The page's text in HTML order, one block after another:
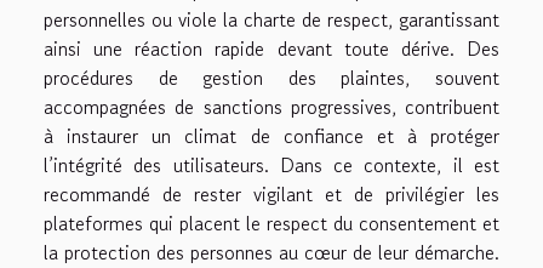
personnelles ou viole la charte de respect, garantissant
ainsi une réaction rapide devant toute dérive. Des
procédures de gestion des plaintes, souvent
accompagnées de sanctions progressives, contribuent
à instaurer un climat de confiance et à protéger
l’intégrité des utilisateurs. Dans ce contexte, il est
recommandé de rester vigilant et de privilégier les
plateformes qui placent le respect du consentement et
la protection des personnes au cœur de leur démarche.